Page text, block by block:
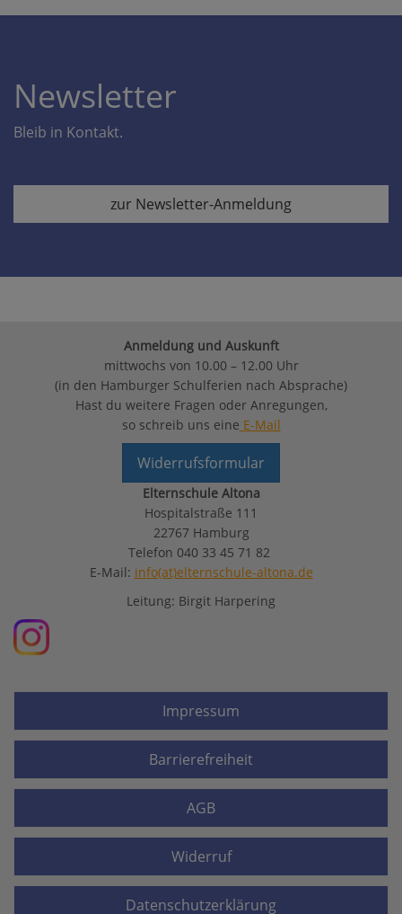
Newsletter
Bleib in Kontakt.
zur Newsletter-Anmeldung
Anmeldung und Auskunft
mittwochs von 10.00 – 12.00 Uhr
(in den Hamburger Schulferien nach Absprache)
Hast du weitere Fragen oder Anregungen,
so schreib uns eine E-Mail
Widerrufsformular
Elternschule Altona
Hospitalstraße 111
22767 Hamburg
Telefon 040 33 45 71 82
E-Mail: info(at)elternschule-altona.de
Leitung: Birgit Harpering
Impressum
Barrierefreiheit
AGB
Widerruf
Datenschutzerklärung